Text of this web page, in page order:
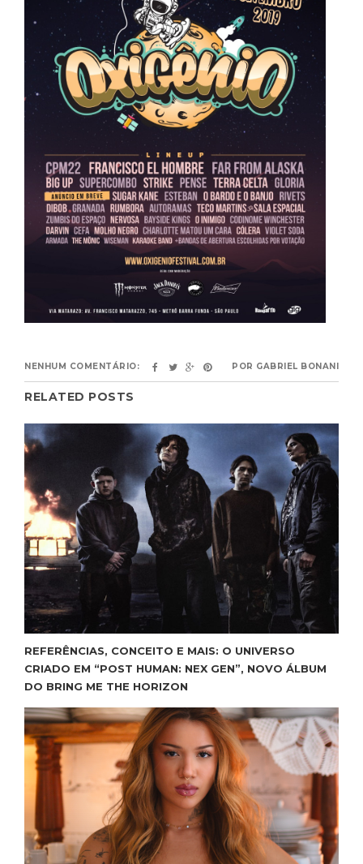
NENHUM COMENTÁRIO: POR GABRIEL BONANI
RELATED POSTS
REFERÊNCIAS, CONCEITO E MAIS: O UNIVERSO
CRIADO EM “POST HUMAN: NEX GEN”, NOVO ÁLBUM
DO BRING ME THE HORIZON